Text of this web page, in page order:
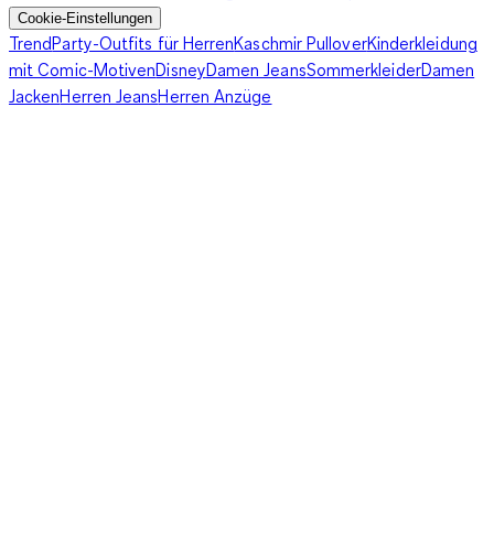
Cookie-Einstellungen
TrendParty-Outfits für HerrenKaschmir PulloverKinderkleidung
mit Comic-MotivenDisneyDamen JeansSommerkleiderDamen
JackenHerren JeansHerren Anzüge